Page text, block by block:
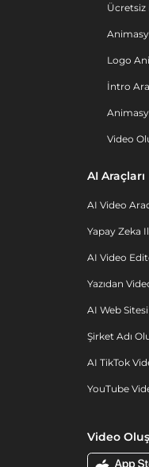
Ücretsiz
Logo
İntro
Video
AI Araçları
AI Video
Yapay Zeka
AI Video
Yazıdan
AI Web Sitesi
Şirket Adı
AI TikTok
YouTube
Video